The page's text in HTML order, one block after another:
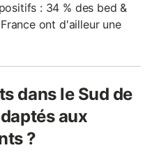
: 34 % des bed &
ont d'ailleur une
dans le Sud de
aux
?